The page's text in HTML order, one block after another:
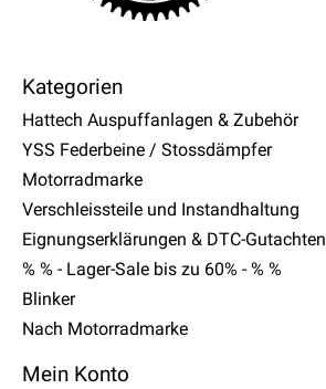
Kategorien
Hattech Auspuffanlagen & Zubehör
YSS Federbeine / Stossdämpfer
Motorradmarke
Verschleissteile und Instandhaltung
Eignungserklärungen & DTC-Gutachten
% % - Lager-Sale bis zu 60% - % %
Blinker
Nach Motorradmarke
Mein Konto